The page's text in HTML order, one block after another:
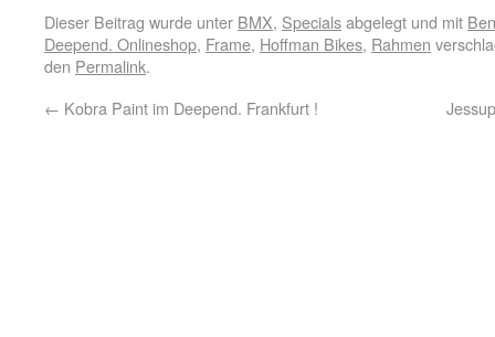
Dieser Beitrag wurde unter BMX, Specialsabgelegt und mit
Deepend. Onlineshop, Frame, Hoffman Bikes, Rahmen
den Permalink.
← Kobra Paint im Deepend. Frankfurt !